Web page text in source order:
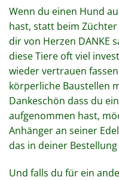
Wenn du einen Hund
hast, statt beim
dir von Herzen DANKE
diese Tiere oft viel
wieder vertrauen
körperliche Baustellen
Dankeschön dass du
aufgenommen hast,
Anhänger an seiner
das in deiner
Und falls du für ein